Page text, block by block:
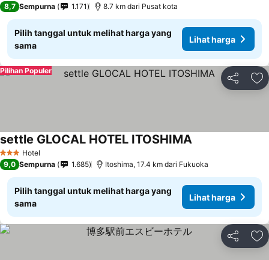
8,7 Sempurna 1.171 8.7 km dari Pusat kota
Pilih tanggal untuk melihat harga yang
sama
Lihat harga
Bagikan
Pilihan Populer
3 BintangHotel
settle GLOCAL HOTEL ITOSHIMALihat harga
9,0 Sempurna 1.685 Itoshima, 17.4 km dari Fukuoka
Pilih tanggal untuk melihat harga yang
sama
Lihat harga
Bagikan